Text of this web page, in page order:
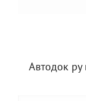
Автодок ру